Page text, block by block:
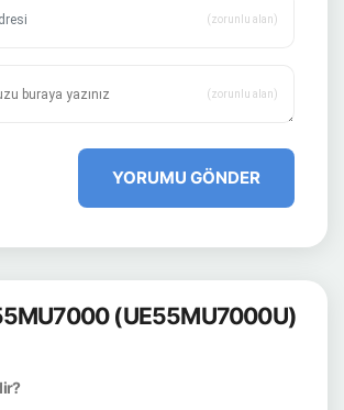
(zorunlu alan)
(zorunlu alan)
YORUMU GÖNDER
(UE55MU7000U)